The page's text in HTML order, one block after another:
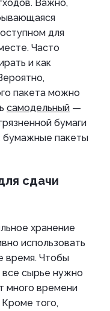
Важно,
для
Часто
и как
пакета можно
самодельный —
бумаги
бумажные пакеты
сдачи
хранение
использовать
время. Чтобы
все сырье нужно
много времени
Кроме того,